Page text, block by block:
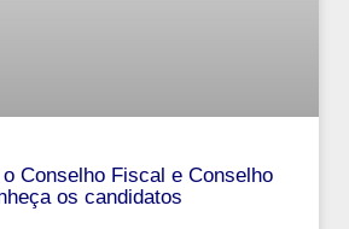
Conselho Fiscal e Conselho
os candidatos